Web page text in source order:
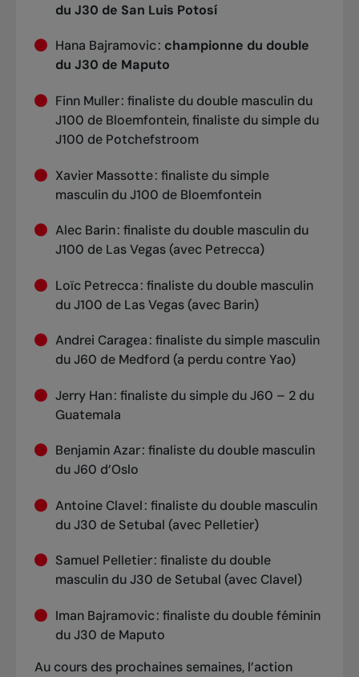
du J30 de San Luis Potosí
Hana Bajramovic : championne du double
du J30 de Maputo
Finn Muller : finaliste du double masculin du
J100 de Bloemfontein, finaliste du simple du
J100 de Potchefstroom
Xavier Massotte : finaliste du simple
masculin du J100 de Bloemfontein
Alec Barin : finaliste du double masculin du
J100 de Las Vegas (avec Petrecca)
Loïc Petrecca : finaliste du double masculin
du J100 de Las Vegas (avec Barin)
Andrei Caragea : finaliste du simple masculin
du J60 de Medford (a perdu contre Yao)
Jerry Han : finaliste du simple du J60 – 2 du
Guatemala
Benjamin Azar : finaliste du double masculin
du J60 d’Oslo
Antoine Clavel : finaliste du double masculin
du J30 de Setubal (avec Pelletier)
Samuel Pelletier : finaliste du double
masculin du J30 de Setubal (avec Clavel)
Iman Bajramovic : finaliste du double féminin
du J30 de Maputo
Au cours des prochaines semaines, l’action